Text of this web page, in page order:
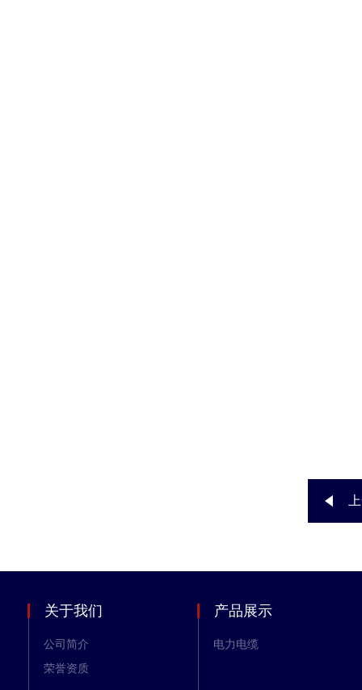
关于我们
公司简介
荣誉资质
产品展示
电力电缆